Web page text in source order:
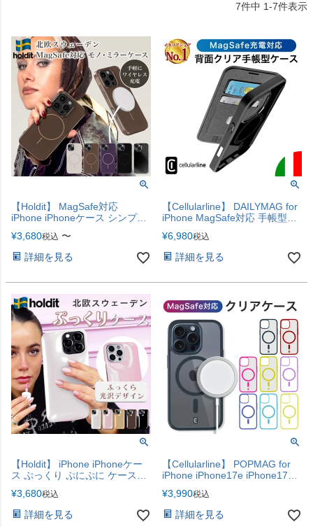
7件中 1-7件表示
【Holdit】 MagSafe対応
iPhone iPhoneケース シンプル
MagSafe対応ケース iPhone17e
iPhone17 iPhone17Pro
iPhoneAir iPhone17ProMax
¥3,680税込 〜
詳細を見る
【Cellularline】 DAILYMAG for
iPhone MagSafe対応 手帳型ケ
iPhone17Pro iPhone17ProMax
ス iPhone16 iPhone16Pro
iPhone16ProMax 背面クリア
MagSafe 【iPhone17シリーズ
¥6,980税込
詳細を見る
【Holdit】 iPhone iPhoneケー
ス ぷっくり ぷにぷに ケース
iPhone16e iPhone16ProMax
iPhone15 iPhone15ProMax
iPhone14 iPhone13 iPhone12
¥3,680税込
詳細を見る
【Cellularline】 POPMAG for
iPhone iPhone17e iPhone17
iPhone17ProMax
¥3,990税込
詳細を見る